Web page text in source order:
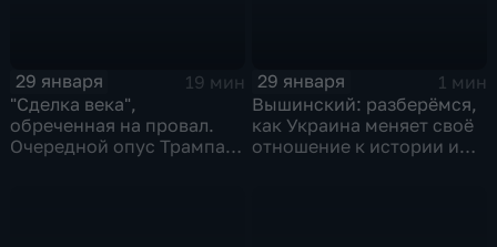
29 января
19 мин
"Сделка века",
обреченная на провал.
Очередной опус Трампа.
29 января
1 мин
Вышинский: разберёмся,
как Украина меняет своё
отношение к истории и